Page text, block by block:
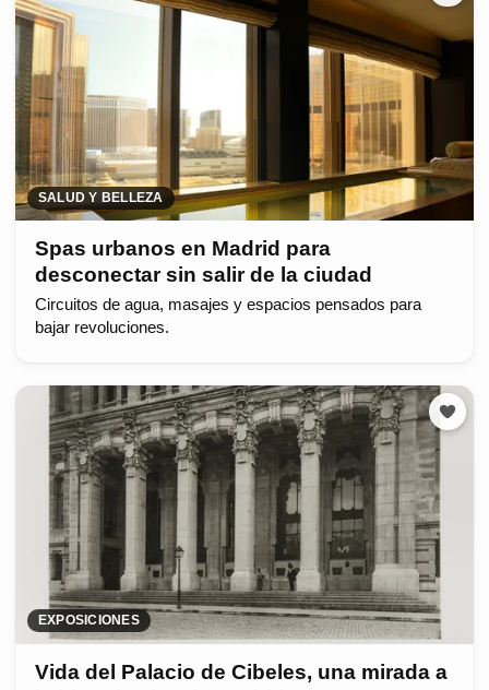
SALUD Y BELLEZA
Spas urbanos en Madrid para
desconectar sin salir de la ciudad
Circuitos de agua, masajes y espacios pensados para
bajar revoluciones.
EXPOSICIONES
Vida del Palacio de Cibeles, una mirada a